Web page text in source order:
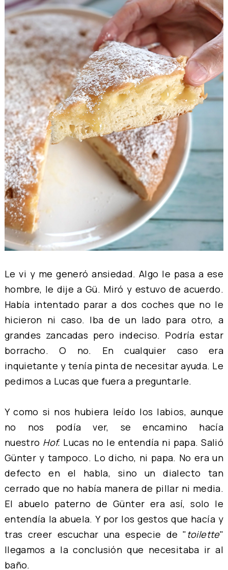
Le vi y me generó ansiedad. Algo le pasa a ese
hombre, le dije a Gü. Miró y estuvo de acuerdo.
Había intentado parar a dos coches que no le
hicieron ni caso. Iba de un lado para otro, a
grandes zancadas pero indeciso. Podría estar
borracho. O no. En cualquier caso era
inquietante y tenía pinta de necesitar ayuda. Le
pedimos a Lucas que fuera a preguntarle.
Y como si nos hubiera leído los labios, aunque
no nos podía ver, se encamino hacía
nuestro Hof. Lucas no le entendía ni papa. Salió
Günter y tampoco. Lo dicho, ni papa. No era un
defecto en el habla, sino un dialecto tan
cerrado que no había manera de pillar ni media.
El abuelo paterno de Günter era así, solo le
entendía la abuela. Y por los gestos que hacía y
tras creer escuchar una especie de "toilette"
llegamos a la conclusión que necesitaba ir al
baño.